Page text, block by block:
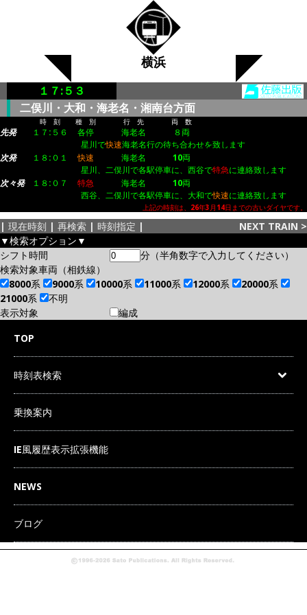
横浜
１７:５３
二俣川・大和・海老名・湘南台方面
時 刻 種 別 行 先 両 数
先発 １７:５６ 各停 海老名
８両
星川で快速海老名行の待ち合わせを致します
次発
１８:０１ 快速 海老名
10両
星川、二俣川で各駅停車に、西谷で特急に連絡致します
次々発
１８:０７ 特急 海老名
10両
西谷、二俣川で各駅停車に、大和で快速に連絡致します
上記の時刻は、26年3月14日までの古いダイヤです。
| 現在時刻 | 再検索 | 時刻指定 | NEXT TRAIN >
▼検索オプション▼
シフト時間
分（半角数字で入力してください）
検索対象車両（相鉄線）
8000系
9000系 10000系 11000系 12000系
20000系
21000系
不明
表示対象
編成
TOP
時刻表検索
乗換案内
IE風履歴表示拡張機能
NEWS
ブログ